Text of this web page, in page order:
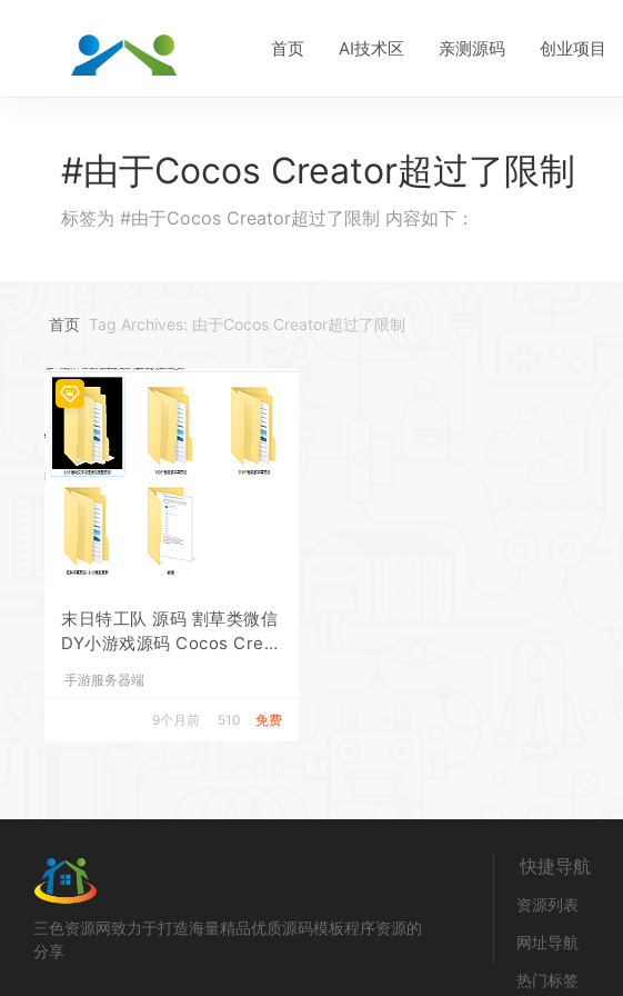
首页 AI技术区 亲测源码 创业项目
#由于Cocos Creator超过了限制
标签为 #由于Cocos Creator超过了限制 内容如下：
首页 Tag Archives: 由于Cocos Creator超过了限制
末日特工队 源码 割草类微信
DY小游戏源码 Cocos Creat
手游服务器端
9个月前 510 免费
三色资源网致力于打造海量精品优质源码模板程序资源的
分享
快捷导航
资源列表
网址导航
热门标签